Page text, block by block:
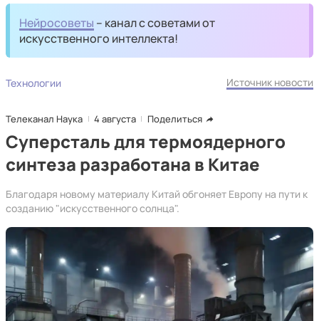
Нейросоветы – канал с советами от
искусственного интеллекта!
Технологии Источник новости
Телеканал Наука 4 августа Поделиться
Суперсталь для термоядерного
синтеза разработана в Китае
Благодаря новому материалу Китай обгоняет Европу на пути к
созданию "искусственного солнца".